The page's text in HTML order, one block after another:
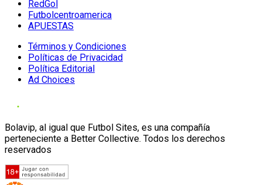
RedGol
Futbolcentroamerica
APUESTAS
Términos y Condiciones
Políticas de Privacidad
Política Editorial
Ad Choices
Bolavip, al igual que Futbol Sites, es una compañía
perteneciente a Better Collective. Todos los derechos
reservados